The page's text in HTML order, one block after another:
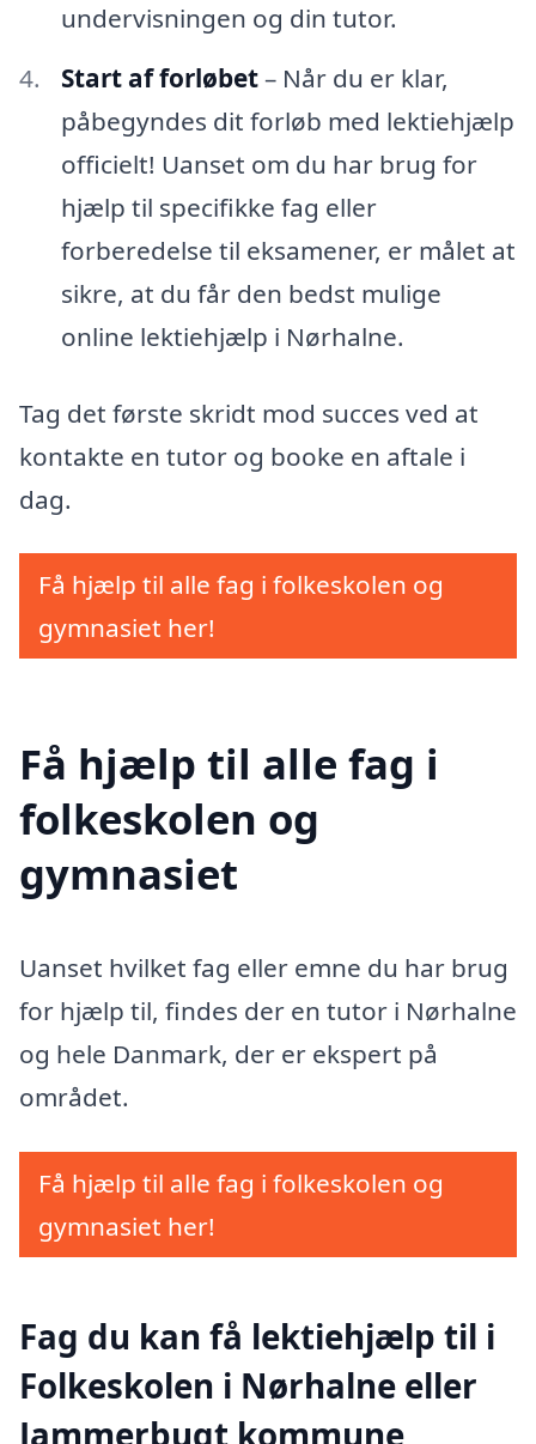
undervisningen og din tutor.
Start af forløbet– Når du er klar,
påbegyndes dit forløb med lektiehjælp
officielt! Uanset om du har brug for
hjælp til specifikke fag eller
forberedelse til eksamener, er målet at
sikre, at du får den bedst mulige
online lektiehjælp i Nørhalne.
Tag det første skridt mod succes ved at
kontakte en tutor og booke en aftale i
dag.
Få hjælp til alle fag i folkeskolen og
gymnasiet her!
Få hjælp til alle fag i
folkeskolen og
gymnasiet
Uanset hvilket fag eller emne du har brug
for hjælp til, findes der en tutor i Nørhalne
og hele Danmark, der er ekspert på
området.
Få hjælp til alle fag i folkeskolen og
gymnasiet her!
Fag du kan få lektiehjælp til i
Folkeskolen i Nørhalne eller
Jammerbugt kommune